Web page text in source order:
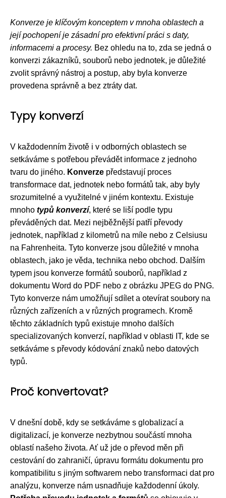
Konverze je klíčovým konceptem v mnoha oblastech a
její pochopení je zásadní pro efektivní práci s daty,
informacemi a procesy. Bez ohledu na to, zda se jedná o
konverzi zákazníků, souborů nebo jednotek, je důležité
zvolit správný nástroj a postup, aby byla konverze
provedena správně a bez ztráty dat.
Typy konverzí
V každodenním životě i v odborných oblastech se
setkáváme s potřebou převádět informace z jednoho
tvaru do jiného. Konverze představují proces
transformace dat, jednotek nebo formátů tak, aby byly
srozumitelné a využitelné v jiném kontextu. Existuje
mnoho typů konverzí, které se liší podle typu
převáděných dat. Mezi nejběžnější patří převody
jednotek, například z kilometrů na míle nebo z Celsiusu
na Fahrenheita. Tyto konverze jsou důležité v mnoha
oblastech, jako je věda, technika nebo obchod. Dalším
typem jsou konverze formátů souborů, například z
dokumentu Word do PDF nebo z obrázku JPEG do PNG.
Tyto konverze nám umožňují sdílet a otevírat soubory na
různých zařízeních a v různých programech. Kromě
těchto základních typů existuje mnoho dalších
specializovaných konverzí, například v oblasti IT, kde se
setkáváme s převody kódování znaků nebo datových
typů.
Proč konvertovat?
V dnešní době, kdy se setkáváme s globalizací a
digitalizací, je konverze nezbytnou součástí mnoha
oblastí našeho života. Ať už jde o převod měn při
cestování do zahraničí, úpravu formátu dokumentu pro
kompatibilitu s jiným softwarem nebo transformaci dat pro
analýzu, konverze nám usnadňuje každodenní úkoly.